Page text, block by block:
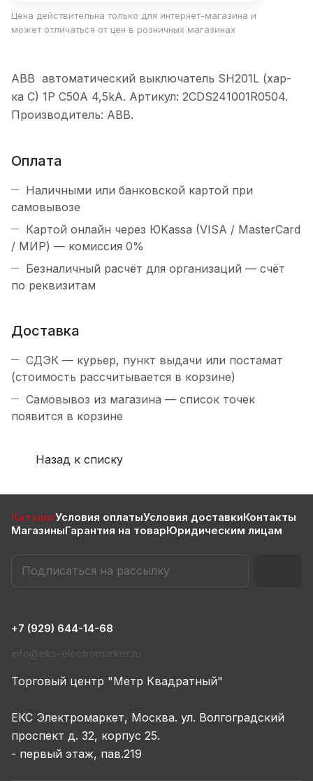
Цена действительна только для интернет-магазина и
может отличаться от цен в розничных магазинах
ABB автоматический выключатель SH201L (хар-
ка C) 1P C50А 4,5kA. Артикул: 2CDS241001R0504.
Производитель: ABB.
Оплата
Наличными или банковской картой при
самовывозе
Картой онлайн через ЮKassa (VISA / MasterCard
/ МИР) — комиссия 0%
Безналичный расчёт для организаций — счёт
по реквизитам
Доставка
СДЭК — курьер, пункт выдачи или постамат
(стоимость рассчитывается в корзине)
Самовывоз из магазина — список точек
появится в корзине
Назад к списку
КаталогУсловия оплатыУсловия доставкиКонтакты
МагазиныГарантия на товарЮридическим лицам
+7 (929) 644-14-68
info@eks-electromarket.ru
Торговый центр "Метр Квадратный"
ЕКС Электромаркет, Москва. ул. Волгоградский
проспект д. 32, корпус 25.
- первый этаж, пав.219